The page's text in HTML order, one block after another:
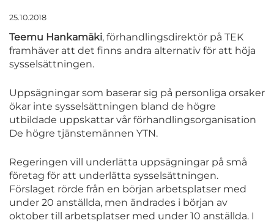
25.10.2018
Teemu Hankamäki, förhandlingsdirektör på TEK
framhäver att det finns andra alternativ för att höja
sysselsättningen.
Uppsägningar som baserar sig på personliga orsaker
ökar inte sysselsättningen bland de högre
utbildade uppskattar vår förhandlingsorganisation
De högre tjänstemännen YTN.
Regeringen vill underlätta uppsägningar på små
företag för att underlätta sysselsättningen.
Förslaget rörde från en början arbetsplatser med
under 20 anställda, men ändrades i början av
oktober till arbetsplatser med under 10 anställda. I